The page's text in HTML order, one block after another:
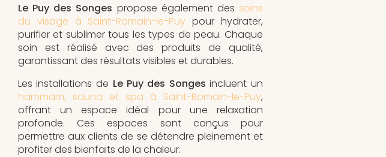
Le Puy des Songes propose également des soins
du visage à Saint-Romain-le-Puy pour hydrater,
purifier et sublimer tous les types de peau. Chaque
soin est réalisé avec des produits de qualité,
garantissant des résultats visibles et durables.
Les installations de Le Puy des Songes incluent un
hammam, sauna et spa à Saint-Romain-le-Puy,
offrant un espace idéal pour une relaxation
profonde. Ces espaces sont conçus pour
permettre aux clients de se détendre pleinement et
profiter des bienfaits de la chaleur.